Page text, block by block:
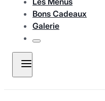
Bons Cadeaux
Galerie